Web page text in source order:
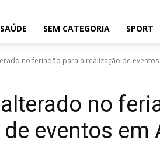
SAÚDE SEM CATEGORIA SPORT
no feriadão para a realização de eventos
no
eventos em